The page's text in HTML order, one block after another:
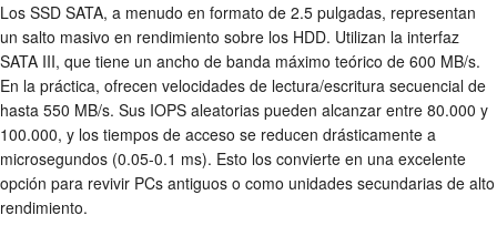
Los SSD SATA, a menudo en formato de 2.5 pulgadas, representan
un salto masivo en rendimiento sobre los HDD. Utilizan la interfaz
SATA III, que tiene un ancho de banda máximo teórico de 600 MB/s.
En la práctica, ofrecen velocidades de lectura/escritura secuencial de
hasta 550 MB/s. Sus IOPS aleatorias pueden alcanzar entre 80.000 y
100.000, y los tiempos de acceso se reducen drásticamente a
microsegundos (0.05-0.1 ms). Esto los convierte en una excelente
opción para revivir PCs antiguos o como unidades secundarias de alto
rendimiento.